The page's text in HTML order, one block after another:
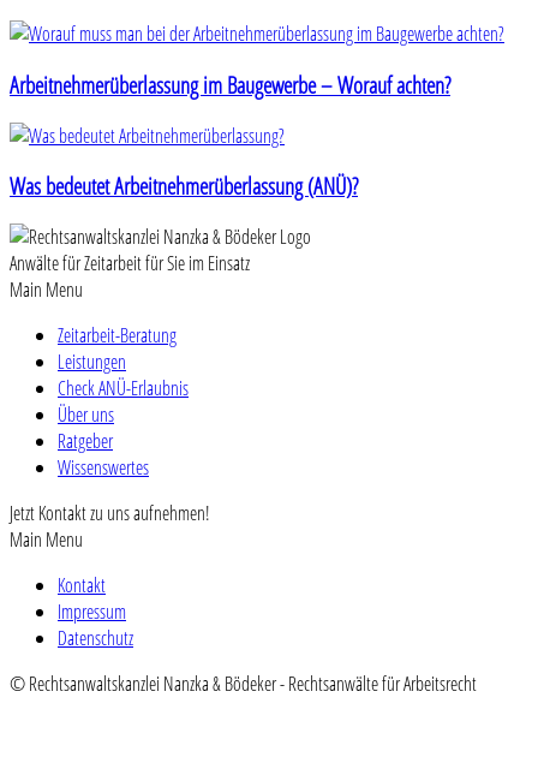
Arbeitnehmerüberlassung im Baugewerbe – Worauf achten?
Was bedeutet Arbeitnehmerüberlassung (ANÜ)?
Anwälte für Zeitarbeit für Sie im Einsatz
Main Menu
Zeitarbeit-Beratung
Leistungen
Check ANÜ-Erlaubnis
Über uns
Ratgeber
Wissenswertes
Jetzt Kontakt zu uns aufnehmen!
Main Menu
Kontakt
Impressum
Datenschutz
© Rechtsanwaltskanzlei Nanzka & Bödeker - Rechtsanwälte für Arbeitsrecht